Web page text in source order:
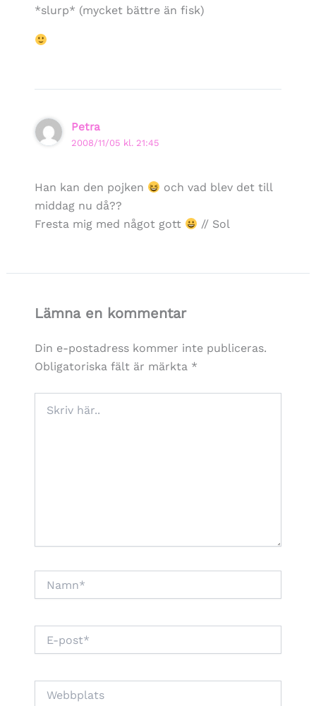
*slurp* (mycket bättre än fisk)
Petra
2008/11/05 kl. 21:45
Han kan den pojken
och vad blev det till
middag nu då??
Fresta mig med något gott
// Sol
Lämna en kommentar
Din e-postadress kommer inte publiceras.
Obligatoriska fält är märkta *
här..
post*